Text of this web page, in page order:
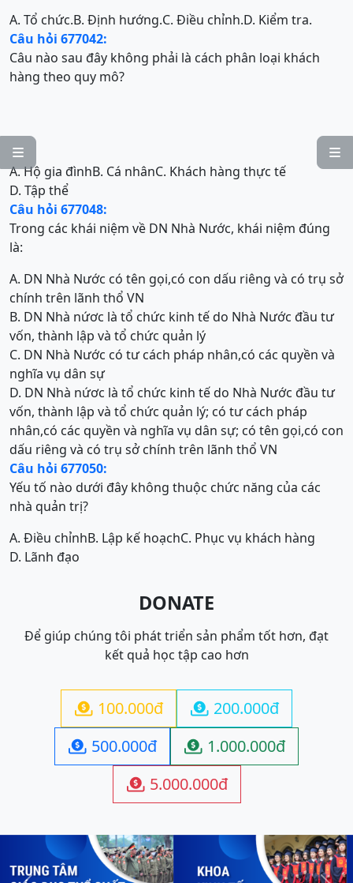


A. Tổ chức.B. Định hướng.C. Điều chỉnh.D. Kiểm tra.
Câu hỏi 677042:
Câu nào sau đây không phải là cách phân loại khách
hàng theo quy mô?
A. Hộ gia đìnhB. Cá nhânC. Khách hàng thực tế
D. Tập thể
Câu hỏi 677048:
Trong các khái niệm về DN Nhà Nước, khái niệm đúng
là:
A. DN Nhà Nước có tên gọi,có con dấu riêng và có trụ sở
chính trên lãnh thổ VN
B. DN Nhà nứơc là tổ chức kinh tế do Nhà Nước đầu tư
vốn, thành lập và tổ chức quản lý
C. DN Nhà Nước có tư cách pháp nhân,có các quyền và
nghĩa vụ dân sự
D. DN Nhà nứơc là tổ chức kinh tế do Nhà Nước đầu tư
vốn, thành lập và tổ chức quản lý; có tư cách pháp
nhân,có các quyền và nghĩa vụ dân sự; có tên gọi,có con
dấu riêng và có trụ sở chính trên lãnh thổ VN
Câu hỏi 677050:
Yếu tố nào dưới đây không thuộc chức năng của các
nhà quản trị?
A. Điều chỉnhB. Lập kế hoạchC. Phục vụ khách hàng
D. Lãnh đạo
DONATE
Để giúp chúng tôi phát triển sản phẩm tốt hơn, đạt
kết quả học tập cao hơn
 100.000đ  200.000đ
 500.000đ  1.000.000đ
 5.000.000đ